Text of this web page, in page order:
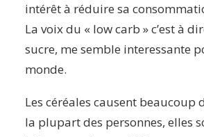
intérêt à réduire sa
La voix du « low carb » c’est à
sucre, me semble interessante
monde.
Les céréales causent beaucoup
la plupart des personnes, elles